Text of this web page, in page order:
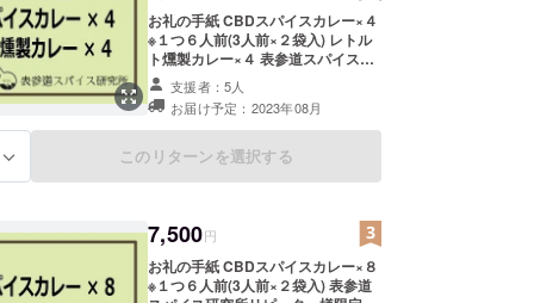
お礼の手紙 CBDスパイスカレー×４
※１つ６人前(3人前×２袋入) レトル
ト燻製カレー×４ 表参道スパイス研
究所リピーター様限定サイトご招待
支援者：5人
お届け予定：2023年08月
このリターンを選択する
7,500円
お礼の手紙 CBDスパイスカレー×８
※１つ６人前(3人前×２袋入) 表参道